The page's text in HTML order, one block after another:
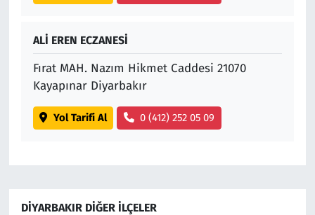
ALİ EREN ECZANESİ
Fırat MAH. Nazım Hikmet Caddesi 21070
Kayapınar Diyarbakır
Yol Tarifi Al 0 (412) 252 05 09
DIYARBAKIR DIĞER İLÇELER